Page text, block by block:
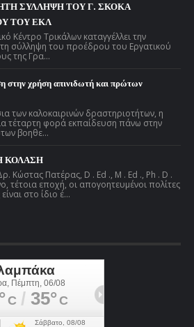
ΣΥΛΛΗΨΗ ΤΟΥ Γ. ΣΚΟΚΑ
ΤΟΥ ΕΚΛ
Κέντρο Τρικάλων καταγγέλλει την
σύλληψη του προέδρου του Εργατικού
της Γρα...
στην χρήση απινιδωτή και πρώτων
των καλοκαιρινών δραστηριοτήτων, η
τέταρτη φορά εκπαίδευση πάνω στην
βοηθε...
ΚΟΛΑΣΗ
Κώστας Πατέρας, D . Ed ., M . Ed ., Ph . D .
τέτοια εποχή, οι απογοητευμένοι πολίτες
στο ίδιο έ...